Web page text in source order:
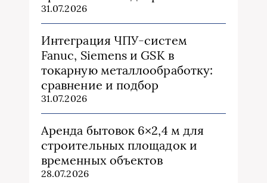
31.07.2026
Интеграция ЧПУ-систем
Fanuc, Siemens и GSK в
токарную металлообработку:
сравнение и подбор
31.07.2026
Аренда бытовок 6×2,4 м для
строительных площадок и
временных объектов
28.07.2026